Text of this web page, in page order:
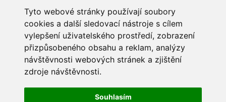
Tyto webové stránky používají soubory
cookies a další sledovací nástroje s cílem
vylepšení uživatelského prostředí, zobrazení
přizpůsobeného obsahu a reklam, analýzy
návštěvnosti webových stránek a zjištění
zdroje návštěvnosti.
Souhlasím
18 19 20 21 22
23
25 26 27 28 29
30
STATISTIKY